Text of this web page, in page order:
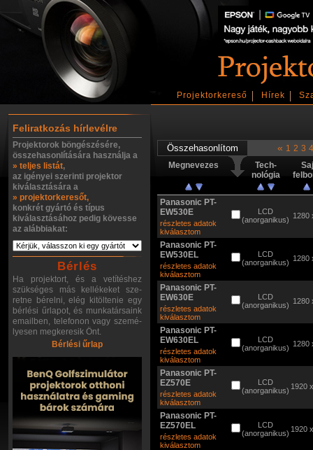
Projektorkereső Hírek
Feliratkozás hírlevélre
Projektorok böngészésére,
összehasonlítására használja a
» teljes listát,
az igényei szerinti projektor
kiválasztására a
» projektorkeresőt,
konkrét gyártó és típus
kiválasztásához pedig kövesse
az alábbiakat:
Bérlés
Ha projektort, és a vetítéshez
szükséges más kellékeket sze-
retne bérelni, elég kitöltenie egy
bérlési űrlapot, és munkatársaink
emailben, telefonon vagy szemé-
lyesen megkeresik Önt.
Bérlési űrlap
« 1 2 3 4
Megnevezes
Tech-
nológia
Panasonic PT-
EW530E
részletes adatok
kiválasztom
LCD
(anorganikus) 1280
Panasonic PT-
EW530EL
részletes adatok
kiválasztom
LCD
(anorganikus) 1280
Panasonic PT-
EW630E
részletes adatok
kiválasztom
LCD
(anorganikus) 1280
Panasonic PT-
EW630EL
részletes adatok
kiválasztom
LCD
(anorganikus) 1280
Panasonic PT-
EZ570E
részletes adatok
kiválasztom
LCD
(anorganikus) 1920
Panasonic PT-
EZ570EL
részletes adatok
kiválasztom
LCD
(anorganikus) 1920